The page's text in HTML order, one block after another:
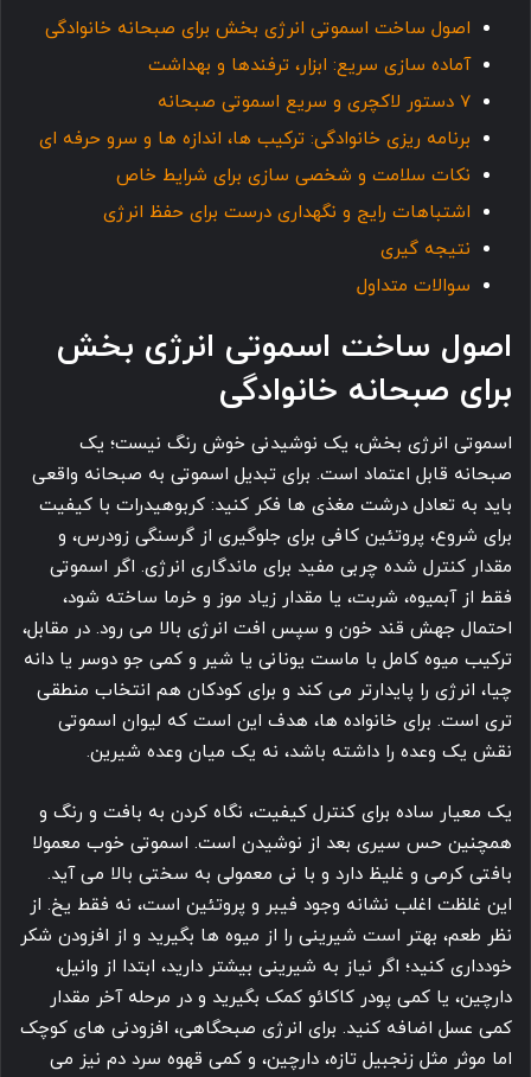
اصول ساخت اسموتی انرژی بخش برای صبحانه خانوادگی
آماده سازی سریع: ابزار، ترفندها و بهداشت
7 دستور لاکچری و سریع اسموتی صبحانه
برنامه ریزی خانوادگی: ترکیب ها، اندازه ها و سرو حرفه ای
نکات سلامت و شخصی سازی برای شرایط خاص
اشتباهات رایج و نگهداری درست برای حفظ انرژی
نتیجه گیری
سوالات متداول
اصول ساخت اسموتی انرژی بخش
برای صبحانه خانوادگی
اسموتی انرژی بخش، یک نوشیدنی خوش رنگ نیست؛ یک
صبحانه قابل اعتماد است. برای تبدیل اسموتی به صبحانه واقعی
باید به تعادل درشت مغذی ها فکر کنید: کربوهیدرات با کیفیت
برای شروع، پروتئین کافی برای جلوگیری از گرسنگی زودرس، و
مقدار کنترل شده چربی مفید برای ماندگاری انرژی. اگر اسموتی
فقط از آبمیوه، شربت، یا مقدار زیاد موز و خرما ساخته شود،
احتمال جهش قند خون و سپس افت انرژی بالا می رود. در مقابل،
ترکیب میوه کامل با ماست یونانی یا شیر و کمی جو دوسر یا دانه
چیا، انرژی را پایدارتر می کند و برای کودکان هم انتخاب منطقی
تری است. برای خانواده ها، هدف این است که لیوان اسموتی
نقش یک وعده را داشته باشد، نه یک میان وعده شیرین.
یک معیار ساده برای کنترل کیفیت، نگاه کردن به بافت و رنگ و
همچنین حس سیری بعد از نوشیدن است. اسموتی خوب معمولا
بافتی کرمی و غلیظ دارد و با نی معمولی به سختی بالا می آید.
این غلظت اغلب نشانه وجود فیبر و پروتئین است، نه فقط یخ. از
نظر طعم، بهتر است شیرینی را از میوه ها بگیرید و از افزودن شکر
خودداری کنید؛ اگر نیاز به شیرینی بیشتر دارید، ابتدا از وانیل،
دارچین، یا کمی پودر کاکائو کمک بگیرید و در مرحله آخر مقدار
کمی عسل اضافه کنید. برای انرژی صبحگاهی، افزودنی های کوچک
اما موثر مثل زنجبیل تازه، دارچین، و کمی قهوه سرد دم نیز می